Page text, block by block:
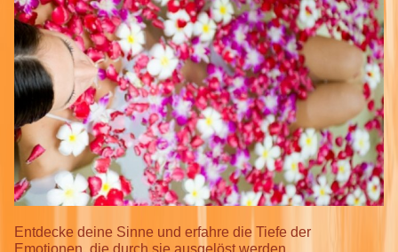
Entdecke deine Sinne und erfahre die Tiefe der
Emotionen, die durch sie ausgelöst werden.